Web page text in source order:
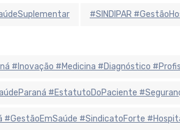
#SINDIPAR
#Inovação #Medicina #Diagnóstico
#EstatutoDoPaciente
#GestãoEmSaúde #SindicatoForte